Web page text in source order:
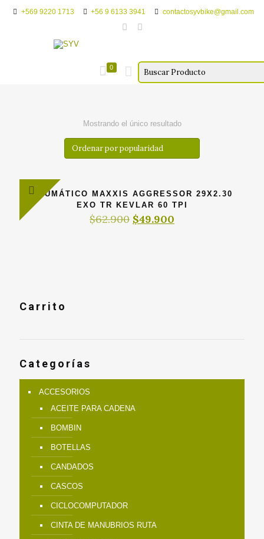
+569 9220 1713 +56 9 6133 3941 contactosyvbike@gmail.com
0
Mostrando el único resultado
NEUMÁTICO MAXXIS AGGRESSOR 29X2.30
EXO TR KEVLAR 60 TPI
$62.900 El
$49.900
Carrito
Categorías
ACCESORIOS
ACEITE PARA CADENA
BOMBIN
BOTELLAS
CANDADOS
CASCOS
CICLOCOMPUTADOR
CINTA DE MANUBRIOS RUTA